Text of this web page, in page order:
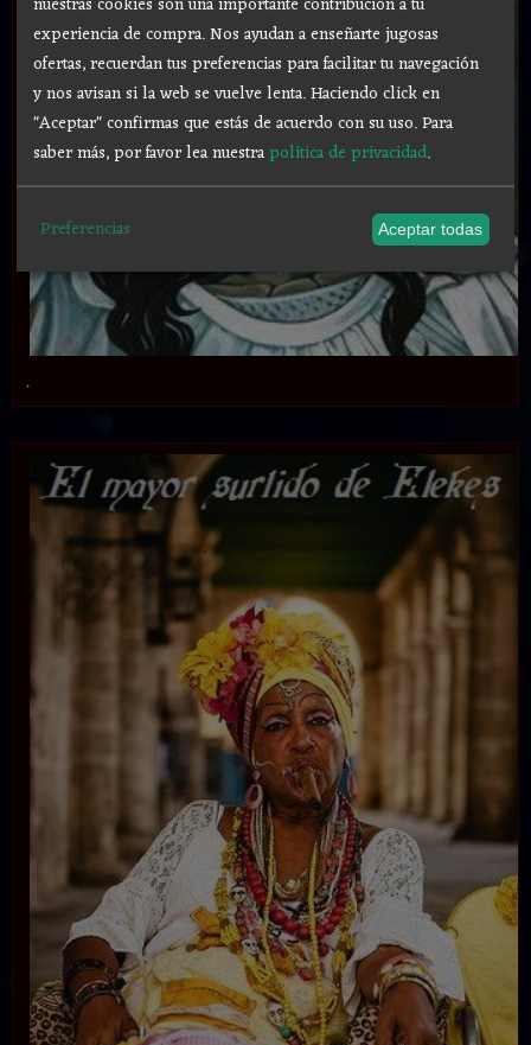
.
experiencia de compra. Nos ayudan a enseñarte jugosas
ofertas, recuerdan tus preferencias para facilitar tu navegación
y nos avisan si la web se vuelve lenta. Haciendo click en
"Aceptar" confirmas que estás de acuerdo con su uso.Para
saber más, por favor lea nuestrapolítica de privacidad.
Preferencias Aceptar todas